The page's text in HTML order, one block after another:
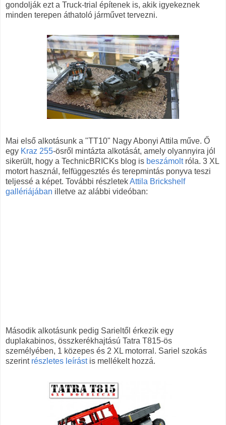
gondolják ezt a Truck-trial építenek is, akik igyekeznek
minden terepen áthatoló járművet tervezni.
Mai első alkotásunk a "TT10" Nagy Abonyi Attila műve. Ő
egy Kraz 255-ösről mintázta alkotását, amely olyannyira jól
sikerült, hogy a TechnicBRICKs blog is beszámoltróla. 3 XL
motort használ, felfüggesztés és terepmintás ponyva teszi
teljessé a képet. További részletekAttila Brickshelf
gallériájában illetve az alábbi videóban:
Második alkotásunk pedig Sarieltől érkezik egy
duplakabinos, összkerékhajtású Tatra T815-ös
személyében, 1 közepes és 2 XL motorral. Sariel szokás
szerint részletes leírástis mellékelt hozzá.